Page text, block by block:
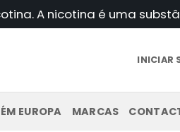
A nicotina é uma
INICIAR
EUROPA MARCAS